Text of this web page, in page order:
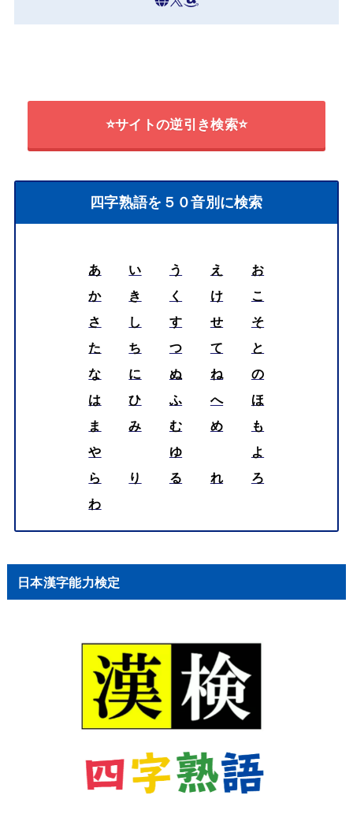
⭐サイトの逆引き検索⭐
四字熟語を５０音別に検索
あ い う え
お
か
き く け
こ
さ
し す せ
そ
た
ち つ て
と
な
に ぬ ね
の
は
ひ ふ へ
ほ
ま
み む め
も
や
ゆ
よ
ら
り る れ
ろ
わ
日本漢字能力検定